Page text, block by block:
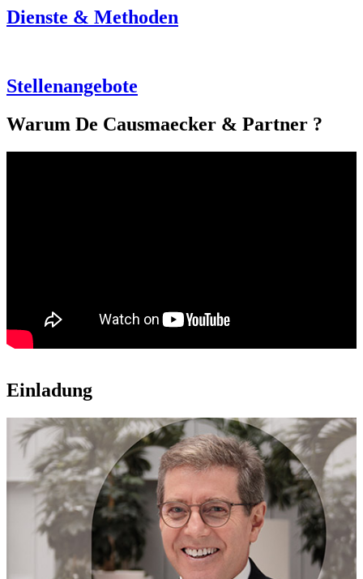
Dienste & Methoden
Stellenangebote
Warum De Causmaecker & Partner ?
Einladung